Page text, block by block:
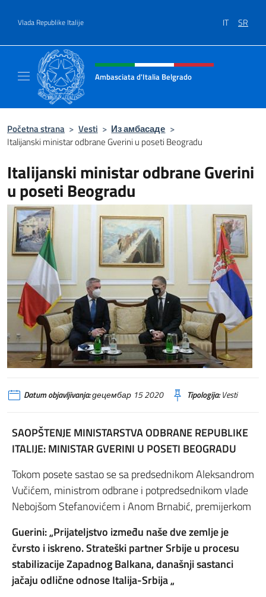
Vlada Republike Italije IT SR
Header, social and menu of site
Ambasciata d'Italia Belgrado
Početna strana > Vesti > Из амбасаде >
Italijanski ministar odbrane Gverini u poseti Beogradu
Italijanski ministar odbrane Gverini
u poseti Beogradu
Datum objavljivanja:децембар 15 2020 Tipologija:Vesti
SAOPŠTENJE MINISTARSTVA ODBRANE REPUBLIKE
ITALIJE: MINISTAR GVERINI U POSETI BEOGRADU
Tokom posete sastao se sa predsednikom Aleksandrom
Vučićem, ministrom odbrane i potpredsednikom vlade
Nebojšom Stefanovićem i Anom Brnabić, premijerkom
Guerini: „Prijateljstvo između naše dve zemlje je
čvrsto i iskreno. Strateški partner Srbije u procesu
stabilizacije Zapadnog Balkana, današnji sastanci
jačaju odlične odnose Italija-Srbija „